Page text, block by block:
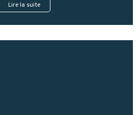
Lire la suite